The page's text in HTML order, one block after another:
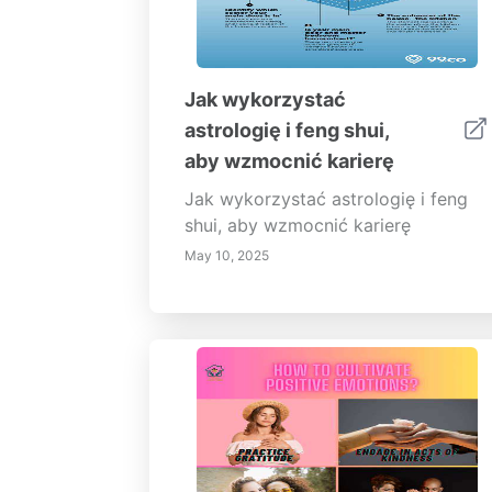
Jak wykorzystać
astrologię i feng shui,
aby wzmocnić karierę
Jak wykorzystać astrologię i feng
shui, aby wzmocnić karierę
May 10, 2025